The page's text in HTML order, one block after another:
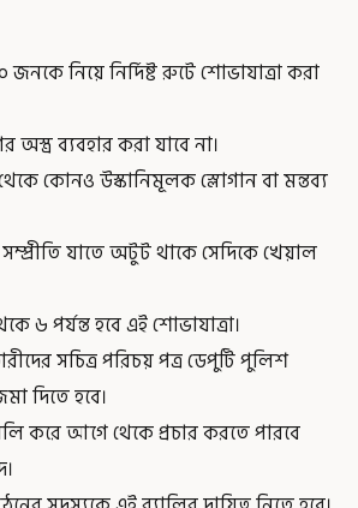
জনকে নিয়ে নির্দিষ্ট রুটে শোভাযাত্রা করা
ব্যবহার করা যাবে না।
কোনও উস্কানিমূলক স্লোগান বা মন্তব্য
সম্প্রীতি যাতে অটুট থাকে সেদিকে খেয়াল
৬ পর্যন্ত হবে এই শোভাযাত্রা।
সচিত্র পরিচয় পত্র ডেপুটি পুলিশ
দিতে হবে।
করে আগে থেকে প্রচার করতে পারবে